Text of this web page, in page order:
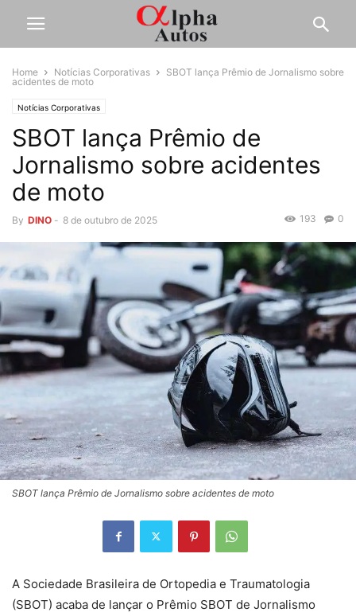
Home Notícias Corporativas
SBOT lança Prêmio de Jornalismo sobre
acidentes de moto
Notícias Corporativas
SBOT lança Prêmio de
Jornalismo sobre acidentes
de moto
By DINO - 8 de outubro de 2025 0
193
SBOT lança Prêmio de Jornalismo sobre acidentes de moto
A Sociedade Brasileira de Ortopedia e Traumatologia
(SBOT) acaba de lançar o Prêmio SBOT de Jornalismo